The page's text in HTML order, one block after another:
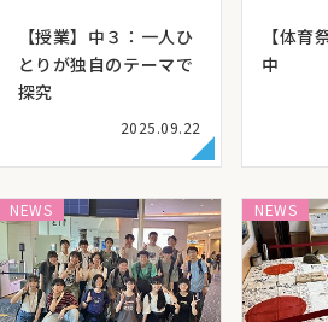
【授業】中３：一人ひ
とりが独自のテーマで
探究
2025.09.22
【体育
中
NEWS NEWS